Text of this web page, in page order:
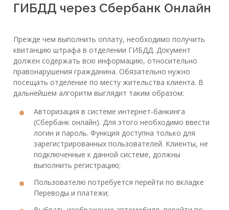
ГИБДД через Сбербанк Онлайн
Прежде чем выполнить оплату, необходимо получить
квитанцию штрафа в отделении ГИБДД. Документ
должен содержать всю информацию, относительно
правонарушения гражданина. Обязательно нужно
посещать отделение по месту жительства клиента. В
дальнейшем алгоритм выглядит таким образом:
Авторизация в системе интернет-банкинга
(Сбербанк онлайн). Для этого необходимо ввести
логин и пароль. Функция доступна только для
зарегистрированных пользователей. Клиенты, не
подключенные к данной системе, должны
выполнить регистрацию;
Пользователю потребуется перейти по вкладке
Переводы и платежи;